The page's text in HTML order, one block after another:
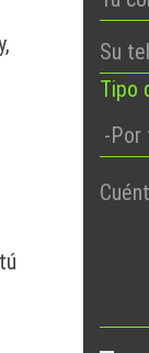
Tipo
Por
vacío.